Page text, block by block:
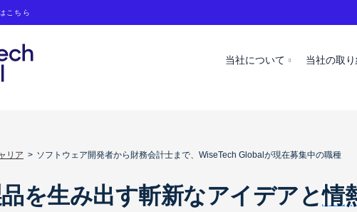
こちら
当社について 当社の取
リア ソフトウェア開発者から財務会計士まで、WiseTech Globalが現在募集中の職種
を生み出す斬新なアイデアと情